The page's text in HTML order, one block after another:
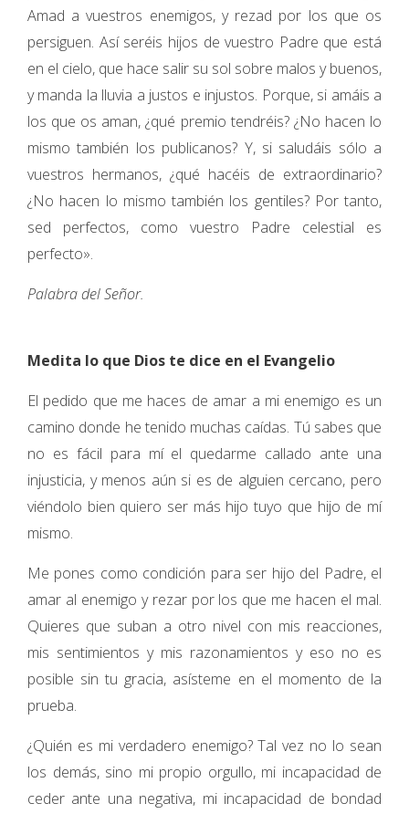
Amad a vuestros enemigos, y rezad por los que os
persiguen. Así seréis hijos de vuestro Padre que está
en el cielo, que hace salir su sol sobre malos y buenos,
y manda la lluvia a justos e injustos. Porque, si amáis a
los que os aman, ¿qué premio tendréis? ¿No hacen lo
mismo también los publicanos? Y, si saludáis sólo a
vuestros hermanos, ¿qué hacéis de extraordinario?
¿No hacen lo mismo también los gentiles? Por tanto,
sed perfectos, como vuestro Padre celestial es
perfecto».
Palabra del Señor.
Medita lo que Dios te dice en el Evangelio
El pedido que me haces de amar a mi enemigo es un
camino donde he tenido muchas caídas. Tú sabes que
no es fácil para mí el quedarme callado ante una
injusticia, y menos aún si es de alguien cercano, pero
viéndolo bien quiero ser más hijo tuyo que hijo de mí
mismo.
Me pones como condición para ser hijo del Padre, el
amar al enemigo y rezar por los que me hacen el mal.
Quieres que suban a otro nivel con mis reacciones,
mis sentimientos y mis razonamientos y eso no es
posible sin tu gracia, asísteme en el momento de la
prueba.
¿Quién es mi verdadero enemigo? Tal vez no lo sean
los demás, sino mi propio orgullo, mi incapacidad de
ceder ante una negativa, mi incapacidad de bondad